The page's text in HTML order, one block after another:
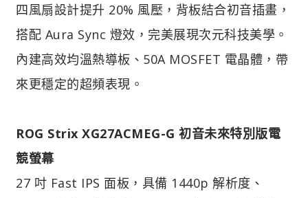
四風扇設計提升 20% 風壓，背板結合初音插畫，
搭配 Aura Sync 燈效，完美展現次元科技美學。
內建高效均溫熱導板、50A MOSFET 電晶體，帶
來更穩定的超頻表現。
ROG Strix XG27ACMEG-G 初音未來特別版電
競螢幕
27 吋 Fast IPS 面板，具備 1440p 解析度、